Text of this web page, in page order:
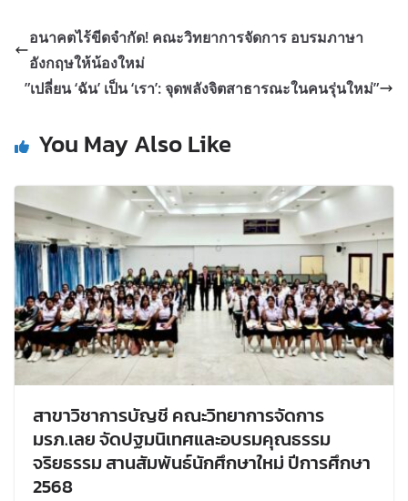
อนาคตไร้ขีดจำกัด! คณะวิทยาการจัดการ อบรมภาษา
อังกฤษให้น้องใหม่
”เปลี่ยน ‘ฉัน’ เป็น ‘เรา’: จุดพลังจิตสาธารณะในคนรุ่นใหม่”
You May Also Like
สาขาวิชาการบัญชี คณะวิทยาการจัดการ
มรภ.เลย จัดปฐมนิเทศและอบรมคุณธรรม
จริยธรรม สานสัมพันธ์นักศึกษาใหม่ ปีการศึกษา
2568